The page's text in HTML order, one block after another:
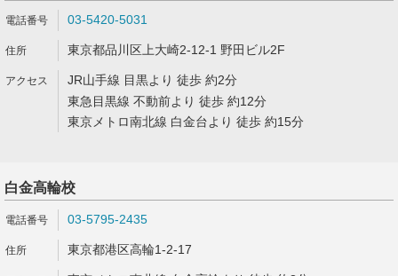
03-5420-5031
東京都品川区上大崎2-12-1 野田ビル2F
JR山手線 目黒より 徒歩 約2分
東急目黒線 不動前より 徒歩 約12分
東京メトロ南北線 白金台より 徒歩 約15分
白金高輪校
03-5795-2435
東京都港区高輪1-2-17